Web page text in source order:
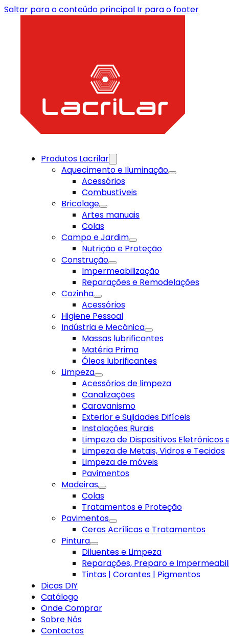
Saltar para o conteúdo principal Ir para o footer
Produtos Lacrilar
Aquecimento e Iluminação
Acessórios
Combustíveis
Bricolage
Artes manuais
Colas
Campo e Jardim
Nutrição e Proteção
Construção
Impermeabilização
Reparações e Remodelações
Cozinha
Acessórios
Higiene Pessoal
Indústria e Mecânica
Massas lubrificantes
Matéria Prima
Óleos lubrificantes
Limpeza
Acessórios de limpeza
Canalizações
Caravanismo
Exterior e Sujidades Difíceis
Instalações Rurais
Limpeza de Dispositivos
Limpeza de Metais, Vidros e Tecidos
Limpeza de móveis
Pavimentos
Madeiras
Colas
Tratamentos e Proteção
Pavimentos
Ceras Acrílicas e Tratamentos
Pintura
Diluentes e Limpeza
Reparações, Preparo e
Tintas | Corantes | Pigmentos
Dicas DIY
Catálogo
Onde Comprar
Sobre Nós
Contactos